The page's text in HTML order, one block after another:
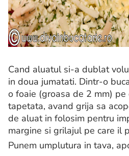
Cand aluatul si-a dublat
in doua jumatati. Dintr-o
o foaie (groasa de 2 mm)
tapetata, avand grija sa
de aluat in folosim pentru
margine si grilajul pe care il
Punem umplutura in tava,